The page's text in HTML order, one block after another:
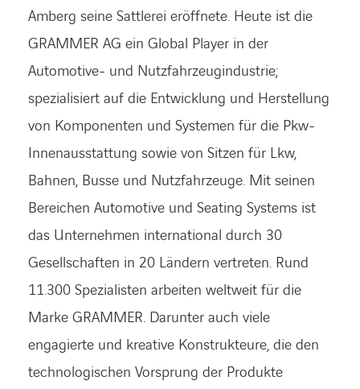
Amberg seine Sattlerei eröffnete. Heute ist die
GRAMMER AG ein Global Player in der
Automotive- und Nutzfahrzeugindustrie;
spezialisiert auf die Entwicklung und Herstellung
von Komponenten und Systemen für die Pkw-
Innenausstattung sowie von Sitzen für Lkw,
Bahnen, Busse und Nutzfahrzeuge. Mit seinen
Bereichen Automotive und Seating Systems ist
das Unternehmen international durch 30
Gesellschaften in 20 Ländern vertreten. Rund
11.300 Spezialisten arbeiten weltweit für die
Marke GRAMMER. Darunter auch viele
engagierte und kreative Konstrukteure, die den
technologischen Vorsprung der Produkte